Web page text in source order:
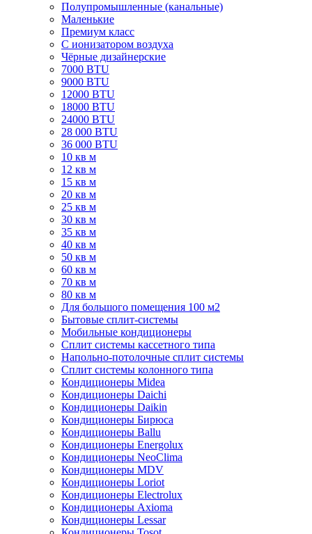
Полупромышленные (канальные)
Маленькие
Премиум класс
C ионизатором воздуха
Чёрные дизайнерские
7000 BTU
9000 BTU
12000 BTU
18000 BTU
24000 BTU
28 000 BTU
36 000 BTU
10 кв м
12 кв м
15 кв м
20 кв м
25 кв м
30 кв м
35 кв м
40 кв м
50 кв м
60 кв м
70 кв м
80 кв м
Для большого помещения 100 м2
Бытовые сплит-системы
Мобильные кондиционеры
Сплит системы кассетного типа
Напольно-потолочные сплит системы
Сплит системы колонного типа
Кондиционеры Midea
Кондиционеры Daichi
Кондиционеры Daikin
Кондиционеры Бирюса
Кондиционеры Ballu
Кондиционеры Energolux
Кондиционеры NeoClima
Кондиционеры MDV
Кондиционеры Loriot
Кондиционеры Electrolux
Кондиционеры Axioma
Кондиционеры Lessar